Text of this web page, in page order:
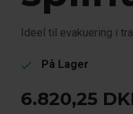
Ideel til evakuering i
check På Lager
6.820,25